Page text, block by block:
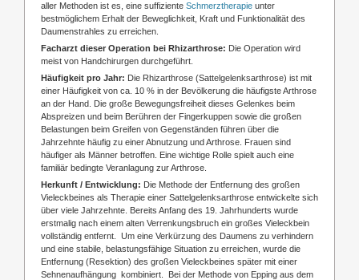
aller Methoden ist es, eine suffiziente Schmerztherapie unter
bestmöglichem Erhalt der Beweglichkeit, Kraft und Funktionalität des
Daumenstrahles zu erreichen.
Facharzt dieser Operation bei Rhizarthrose: Die Operation wird
meist von Handchirurgen durchgeführt.
Häufigkeit pro Jahr: Die Rhizarthrose (Sattelgelenksarthrose) ist mit
einer Häufigkeit von ca. 10 % in der Bevölkerung die häufigste Arthrose
an der Hand. Die große Bewegungsfreiheit dieses Gelenkes beim
Abspreizen und beim Berühren der Fingerkuppen sowie die großen
Belastungen beim Greifen von Gegenständen führen über die
Jahrzehnte häufig zu einer Abnutzung und Arthrose. Frauen sind
häufiger als Männer betroffen. Eine wichtige Rolle spielt auch eine
familiär bedingte Veranlagung zur Arthrose.
Herkunft / Entwicklung: Die Methode der Entfernung des großen
Vieleckbeines als Therapie einer Sattelgelenksarthrose entwickelte sich
über viele Jahrzehnte. Bereits Anfang des 19. Jahrhunderts wurde
erstmalig nach einem alten Verrenkungsbruch ein großes Vieleckbein
vollständig entfernt. Um eine Verkürzung des Daumens zu verhindern
und eine stabile, belastungsfähige Situation zu erreichen, wurde die
Entfernung (Resektion) des großen Vieleckbeines später mit einer
Sehnenaufhängung kombiniert. Bei der Methode von Epping aus dem